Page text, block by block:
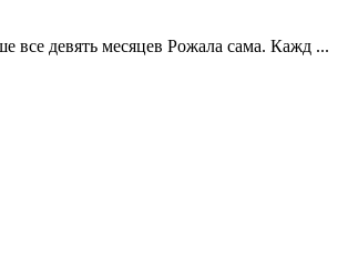
все девять месяцев Рожала сама. Кажд ...